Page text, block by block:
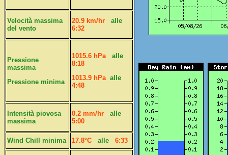
Velocità massima
del vento
20.9 km/hr alle
6:32
Pressione
massima
Pressione minima
1015.6 hPaalle
8:18
1013.9 hPaalle
4:48
Intensità piovosa
massima
0.2 mm/hr alle
5:00
Wind Chill minima 17.8°C alle 6:33